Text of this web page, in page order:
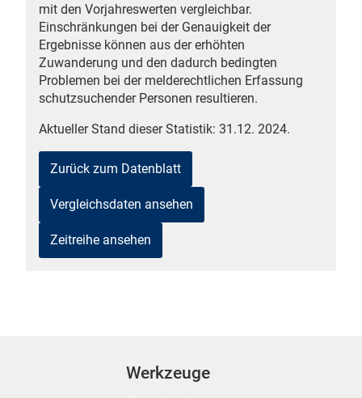
mit den Vorjahreswerten vergleichbar.
Einschränkungen bei der Genauigkeit der
Ergebnisse können aus der erhöhten
Zuwanderung und den dadurch bedingten
Problemen bei der melderechtlichen Erfassung
schutzsuchender Personen resultieren.
Aktueller Stand dieser Statistik: 31.12. 2024.
Zurück zum Datenblatt
Vergleichsdaten ansehen
Zeitreihe ansehen
Werkzeuge